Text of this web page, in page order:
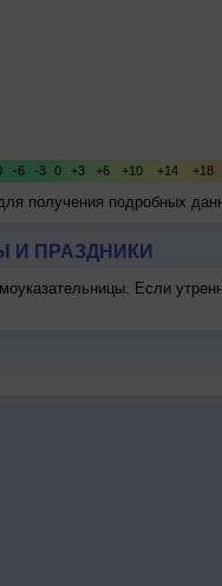
получения подробных
И ПРАЗДНИКИ
Если